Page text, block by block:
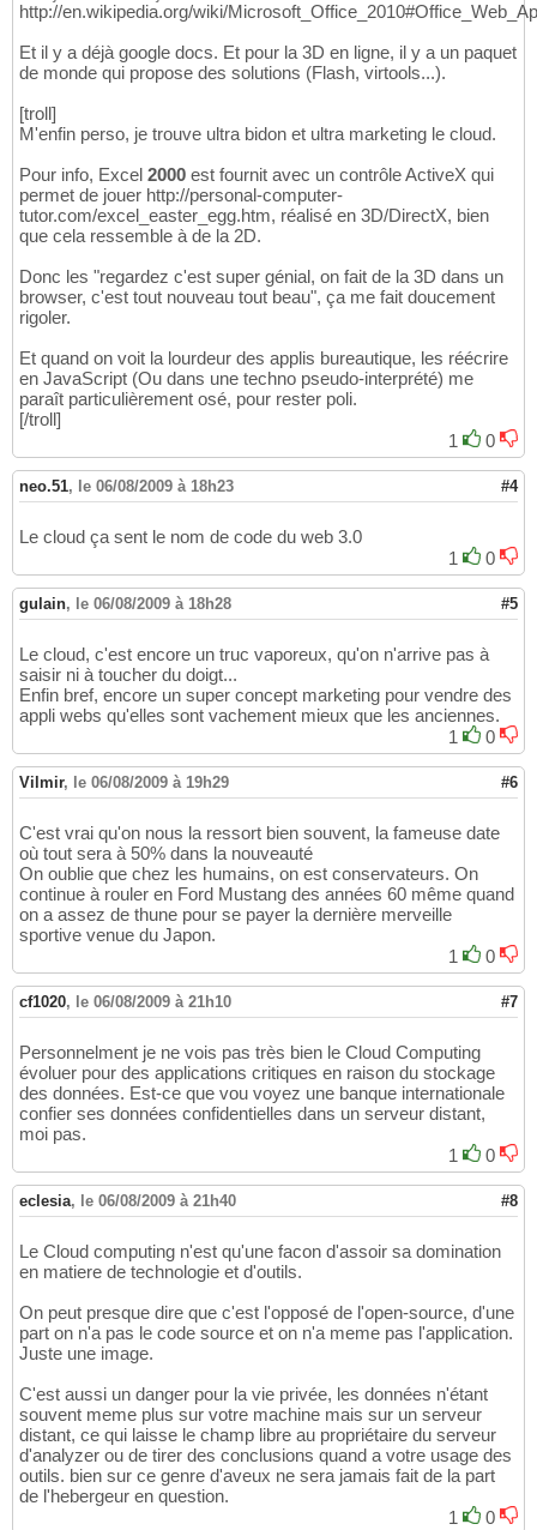
http://en.wikipedia.org/wiki/
Et il y a déjà google docs. Et pour la 3D en ligne, il y a un paquet
de monde qui propose des solutions (Flash, virtools...).
[troll]
M'enfin perso, je trouve ultra bidon et ultra marketing le cloud.
Pour info, Excel 2000 est fournit avec un contrôle ActiveX qui
permet de jouer http://personal-computer-
tutor.com/excel_easter_egg.htm, réalisé en 3D/DirectX, bien
que cela ressemble à de la 2D.
Donc les "regardez c'est super génial, on fait de la 3D dans un
browser, c'est tout nouveau tout beau", ça me fait doucement
rigoler.
Et quand on voit la lourdeur des applis bureautique, les réécrire
en JavaScript (Ou dans une techno pseudo-interprété) me
paraît particulièrement osé, pour rester poli.
[/troll]
1
0
neo.51, le 06/08/2009 à 18h23 #4
Le cloud ça sent le nom de code du web 3.0
1
0
gulain, le 06/08/2009 à 18h28 #5
Le cloud, c'est encore un truc vaporeux, qu'on n'arrive pas à
saisir ni à toucher du doigt...
Enfin bref, encore un super concept marketing pour vendre des
appli webs qu'elles sont vachement mieux que les anciennes.
1
0
Vilmir, le 06/08/2009 à 19h29 #6
C'est vrai qu'on nous la ressort bien souvent, la fameuse date
où tout sera à 50% dans la nouveauté
On oublie que chez les humains, on est conservateurs. On
continue à rouler en Ford Mustang des années 60 même quand
on a assez de thune pour se payer la dernière merveille
sportive venue du Japon.
1
0
cf1020, le 06/08/2009 à 21h10 #7
Personnelment je ne vois pas très bien le Cloud Computing
évoluer pour des applications critiques en raison du stockage
des données. Est-ce que vou voyez une banque internationale
confier ses données confidentielles dans un serveur distant,
moi pas.
1
0
eclesia, le 06/08/2009 à 21h40 #8
Le Cloud computing n'est qu'une facon d'assoir sa domination
en matiere de technologie et d'outils.
On peut presque dire que c'est l'opposé de l'open-source, d'une
part on n'a pas le code source et on n'a meme pas l'application.
Juste une image.
C'est aussi un danger pour la vie privée, les données n'étant
souvent meme plus sur votre machine mais sur un serveur
distant, ce qui laisse le champ libre au propriétaire du serveur
d'analyzer ou de tirer des conclusions quand a votre usage des
outils. bien sur ce genre d'aveux ne sera jamais fait de la part
de l'hebergeur en question.
1
0